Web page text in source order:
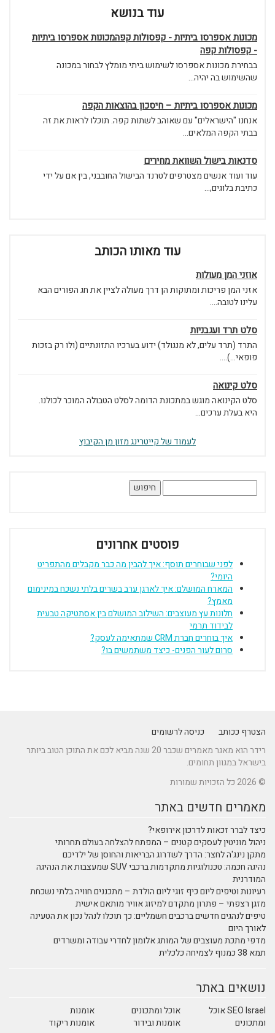
עוד בנושא
מכונות אספרסו ביתיות - קפסולות קפהמכונות אספרסו ביתיות
- קפסולות קפה
בבחירת מכונות אספרסו לשימוש ביתי מומלץ לבחור במכונה
שהשימוש בה יהיה...
מכונות אספרסו ביתיות – חיסכון בהוצאות הקפה
אנחנו "הישראלים" עם שאוהב לשתות קפה. תוכלו לראות את זה
בבתי הקפה המלאים...
סדנאות בישול השוואת מחירים
עוד ועוד אנשים מצטרפים לטרנד הבישול החובבני, בין אם על ידי
כתיבת בלוגים,...
עוד מאותו הכותב
אוזני המן מעולות
אזני המן פריכות ומתוקות הן דרך מעולה לציין את חג הפורים הבא
עלינו לטובה....
סלט תרד ועגבניות
התרד (תרד עלים, לא מנגולד) ידוע בערכיו התזונתיים (ולו רק בזכות
פופאי...)....
סלט קינואה
סלט הקינואה מוגש במתכונת הדומה לסלט הטבולה המוכר לכולנו.
היא בעלת ערכים...
לעמוד של קייטרינג מזון מן הקיבוץ
פוסטים אחרונים
לפני שבוחרים תוסף: איך להבין מה כבר מקבלים מהתפריט
היומי?
המארח המושלם: איך לארגן ערב בשרים בלתי נשכח במינימום
מאמץ?
חלונות עץ מעוצבים: השילוב המושלם בין אסתטיקה טבעית
לבידוד תרמי
איך בוחרים חברת CRM שמתאימה לעסק?
סרום לעור הפנים- כיצד משתמשים בו?
הצטרף ככותב
כניסה לרשומים
רידר הוא מאגר מאמרים שכבר 20 שנה מביא לכם את התוכן הטוב ביותר
בישראל במגוון תחומים.
© 2026 כל הזכויות שמורות
מאמרים חדשים באתר
כיצד לברר זכאות לדרכון אירופאי?
ניהול מוניטין לעסקים קטנים – המפתח להצלחה בעולם תחרותי
מתקן נינג'ה לחצר: הדרך לשדרוג הבריאות והחוסן של ילדיכם
נהיגה חכמה: טכנולוגיות מתקדמות ברכבי SUV שמעצבות את הנהיגה
המודרנית
רעיונות וטיפים ליום כיף זוגי ליום הולדת – מתכננים חוויה בלתי נשכחת
מזגן רצפתי – פתרון מתקדם למיזוג אוויר מותאם אישית
טיפים לנהגים חדשים ברכבים חשמליים: כך תוכלו לנהל נכון את הטעינה
לאורך היום
מדפי מתכת מעוצבים של המותג אלומון לחדרי עבודה ומשרדים
תמא 38 כמנוף לצמיחה כלכלית
נושאים באתר
SEO Israel אוכל
ומתכונים
אוכל ומתכונים
אומנות
אומנות ובידור
אומנות ריקוד